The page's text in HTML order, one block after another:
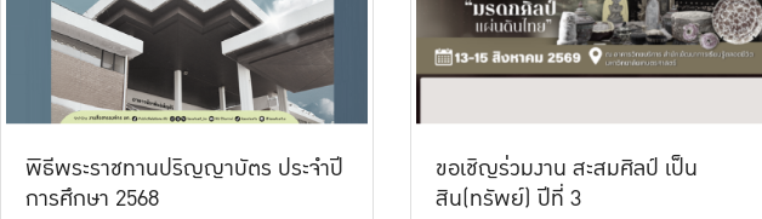
พิธีพระราชทานปริญญาบัตร ประจำปี
การศึกษา 2568
ขอเชิญร่วมงาน สะสมศิลป์ เป็น
สิน(ทรัพย์) ปีที่ 3